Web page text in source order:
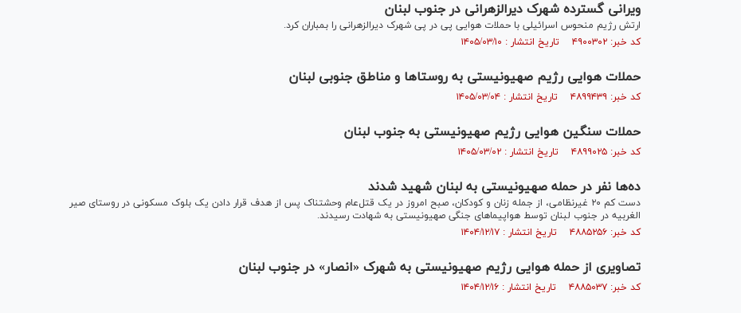
ویرانی گسترده شهرک دیرالزهرانی در جنوب لبنان
ارتش رژیم منحوس اسرائیلی با حملات هوایی پی در پی شهرک دیرالزهرانی را بمباران کرد.
کد خبر: ۴۹۰۰۳۰۲ تاریخ انتشار : ۱۴۰۵/۰۳/۱۰
حملات هوایی رژیم صهیونیستی به روستاها و مناطق جنوبی لبنان
کد خبر: ۴۸۹۹۴۳۹ تاریخ انتشار : ۱۴۰۵/۰۳/۰۴
حملات سنگین هوایی رژیم صهیونیستی به جنوب لبنان
کد خبر: ۴۸۹۹۰۲۵ تاریخ انتشار : ۱۴۰۵/۰۳/۰۲
ده‌ها نفر در حمله صهیونیستی به لبنان شهید شدند
دست کم ۲۰ غیرنظامی، از جمله زنان و کودکان، صبح امروز در یک قتل‌عام وحشتناک پس از هدف قرار دادن یک بلوک مسکونی در روستای صیر
الغربیه در جنوب لبنان توسط هواپیماهای جنگی صهیونیستی به شهادت رسیدند.
کد خبر: ۴۸۸۵۲۵۶ تاریخ انتشار : ۱۴۰۴/۱۲/۱۷
تصاویری از حمله هوایی رژیم صهیونیستی به شهرک «انصار» در جنوب لبنان
کد خبر: ۴۸۸۵۰۳۷ تاریخ انتشار : ۱۴۰۴/۱۲/۱۶